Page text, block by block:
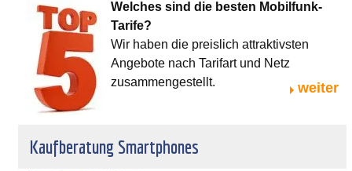
Welches sind die besten Mobilfunk-
Tarife?
Wir haben die preislich attraktivsten
Angebote nach Tarifart und Netz
zusammengestellt.
weiter
Kaufberatung Smartphones